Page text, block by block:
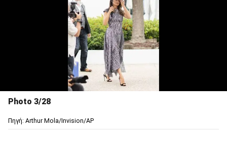
Photo 3/28
Πηγή: Arthur Mola/Invision/AP